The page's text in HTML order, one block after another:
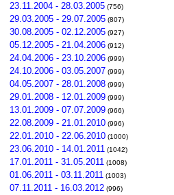
23.11.2004 - 28.03.2005 (756)
29.03.2005 - 29.07.2005 (807)
30.08.2005 - 02.12.2005 (927)
05.12.2005 - 21.04.2006 (912)
24.04.2006 - 23.10.2006 (999)
24.10.2006 - 03.05.2007 (999)
04.05.2007 - 28.01.2008 (999)
29.01.2008 - 12.01.2009 (999)
13.01.2009 - 07.07.2009 (966)
22.08.2009 - 21.01.2010 (996)
22.01.2010 - 22.06.2010 (1000)
23.06.2010 - 14.01.2011 (1042)
17.01.2011 - 31.05.2011 (1008)
01.06.2011 - 03.11.2011 (1003)
07.11.2011 - 16.03.2012 (996)